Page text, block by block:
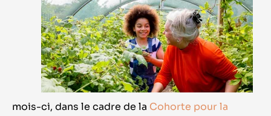
mois-ci, dans le cadre de la Cohorte pour la